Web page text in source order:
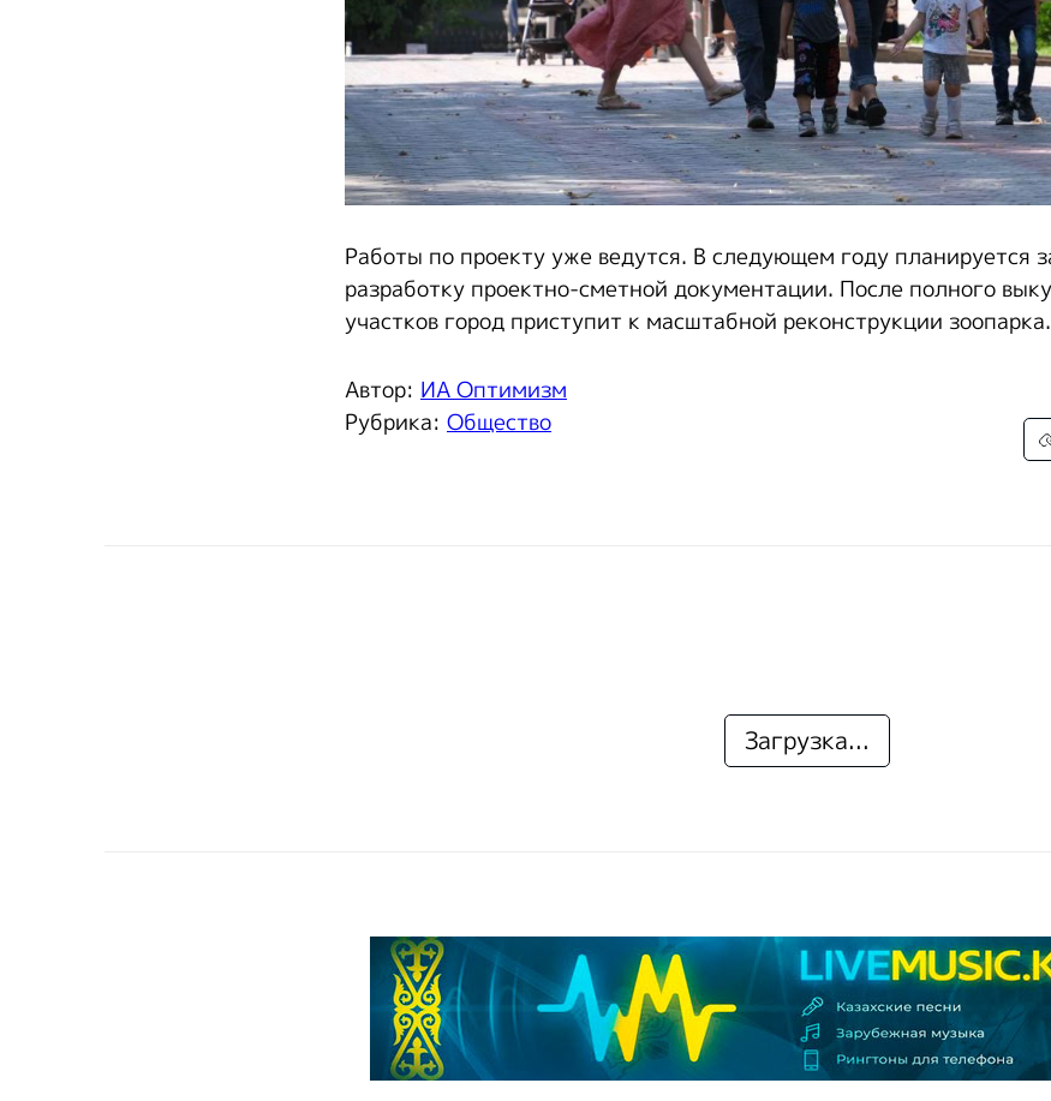
Работы по проекту уже ведутся. В следующем году планируется
разработку проектно-сметной документации. После полного
участков город приступит к масштабной реконструкции зоопарка.
Автор: ИА Оптимизм
Рубрика: Общество
Загрузка...